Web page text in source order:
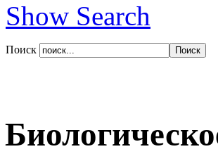
Show Search
Поиск